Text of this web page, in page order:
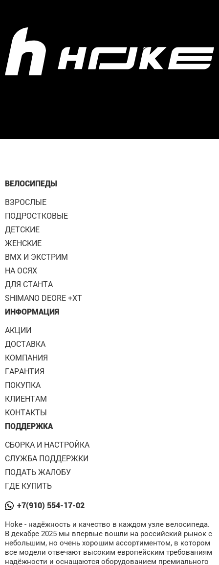
ВЕЛОСИПЕДЫ
ВЗРОСЛЫЕ
ПОДРОСТКОВЫЕ
ДЕТСКИЕ
ЖЕНСКИЕ
BMX И ЭКСТРИМ
НА ОСЯХ
ДЛЯ СТАНТА
SHIMANO DEORE +XT
ИНФОРМАЦИЯ
АКЦИИ
ДОСТАВКА
КОМПАНИЯ
ГАРАНТИЯ
ПОКУПКА
КЛИЕНТАМ
КОНТАКТЫ
ПОДДЕРЖКА
СБОРКА И НАСТРОЙКА
СЛУЖБА ПОДДЕРЖКИ
ПОДАТЬ ЖАЛОБУ
ГДЕ КУПИТЬ
+7(910) 554-17-02
Hoke - надёжность и качество в каждом узле велосипеда.
В декабре 2025 мы впервые вошли на российский рынок с
небольшим, но очень хорошим ассортиментом, в котором
все модели отвечают высоким европейским требованиям
надёжности и оснащаются оборудованием премиального